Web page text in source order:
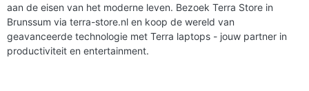
aan de eisen van het moderne leven. Bezoek Terra Store in
Brunssum via terra-store.nl en koop de wereld van
geavanceerde technologie met Terra laptops - jouw partner in
productiviteit en entertainment.